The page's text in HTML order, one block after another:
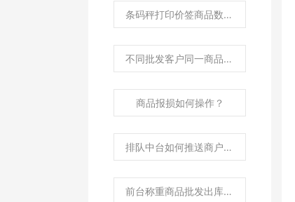
条码秤打印价签商品数量金额和收银界面扫码出来的数量金额不一致？
不同批发客户同一商品不同批发价格，如何设置？
商品报损如何操作？
排队中台如何推送商户软件版本升级？
前台称重商品批发出库单称重数量如何获取？